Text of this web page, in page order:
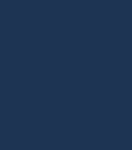
дизайнерской мебели
уже сегодня, и